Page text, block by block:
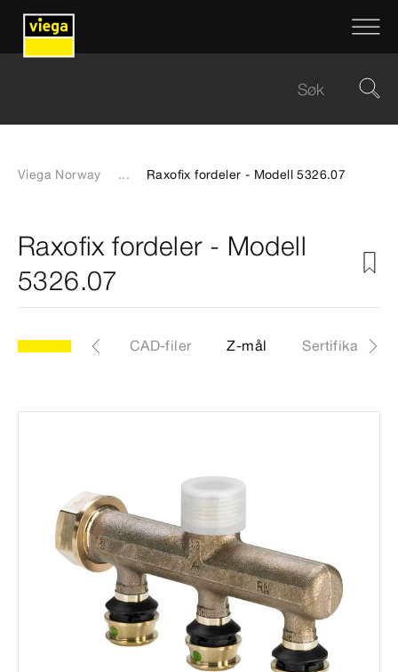
Viega Norway ... Raxofix fordeler - Modell 5326.07
Raxofix fordeler - Modell
5326.07
Artikkel CAD-filer Z-mål Sertifikater